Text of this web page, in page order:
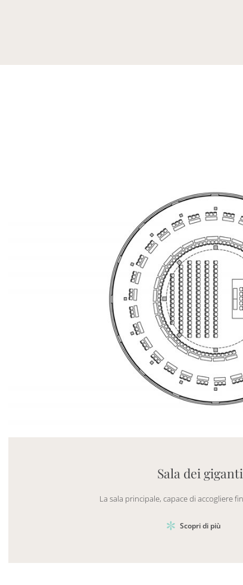
Sala dei giganti
La sala principale, capace di accogliere
Scopri di più